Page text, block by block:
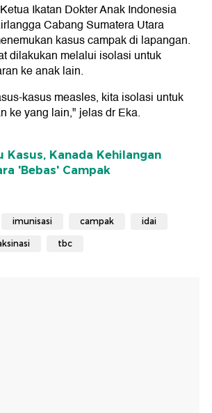
Ikatan Dokter Anak Indonesia
Cabang Sumatera Utara
kasus campak di lapangan.
dilakukan melalui isolasi untuk
ke anak lain.
kasus measles, kita isolasi untuk
ke yang lain," jelas dr Eka.
Kasus, Kanada Kehilangan
'Bebas' Campak
imunisasi campak idai
tbc